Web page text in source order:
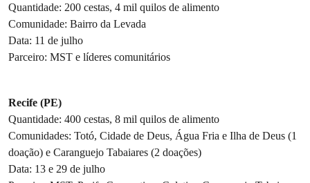
Quantidade: 200 cestas, 4 mil quilos de alimento
Comunidade: Bairro da Levada
Data: 11 de julho
Parceiro: MST e líderes comunitários
Recife (PE)
Quantidade: 400 cestas, 8 mil quilos de alimento
Comunidades: Totó, Cidade de Deus, Água Fria e Ilha de Deus (1
doação) e Caranguejo Tabaiares (2 doações)
Data: 13 e 29 de julho